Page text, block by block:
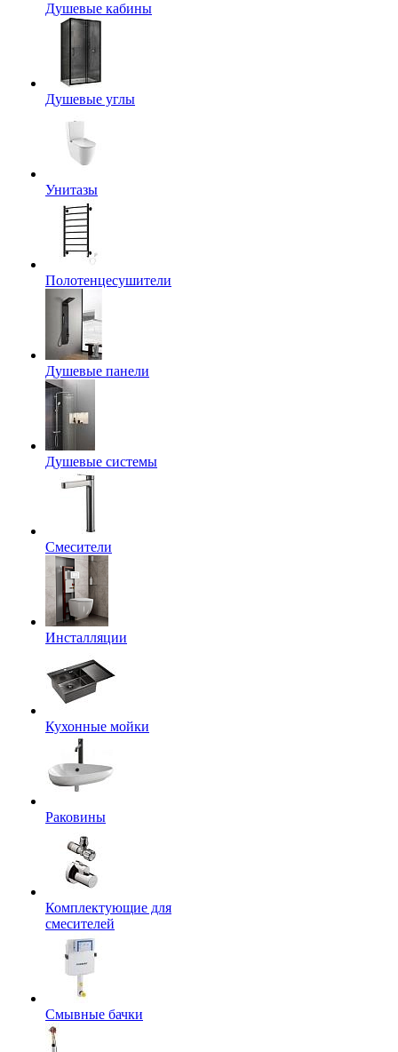
Душевые кабины
Душевые углы
Унитазы
Полотенцесушители
Душевые панели
Душевые системы
Смесители
Инсталляции
Кухонные мойки
Раковины
Комплектующие для
смесителей
Смывные бачки